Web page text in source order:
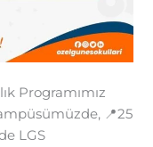
Programımız
📍25
LGS